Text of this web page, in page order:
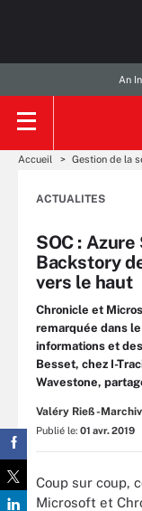
An
Accueil Gestion de la
ACTUALITES
SOC :
Backstory
vers le haut
Chronicle et
remarquée dans
informations et
Besset, chez I-
Wavestone,
Valéry Rieß-
Publié le: 01 avr. 2019
Coup sur coup,
Microsoft et